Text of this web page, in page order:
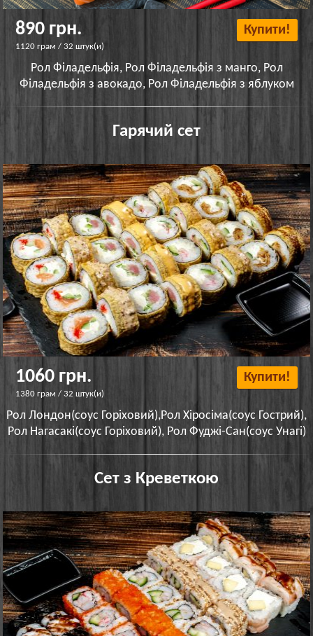
890 грн.
1120 грам / 32 штук(и)
Купити!
Рол Філадельфія, Рол Філадельфія з манго, Рол
Філадельфія з авокадо, Рол Філадельфія з яблуком
Гарячий сет
1060 грн.
1380 грам / 32 штук(и)
Купити!
Рол Лондон(соус Горіховий),Рол Хіросіма(соус Гострий),
Рол Нагасакі(соус Горіховий), Рол Фуджі-Сан(соус Унагі)
Сет з Креветкою